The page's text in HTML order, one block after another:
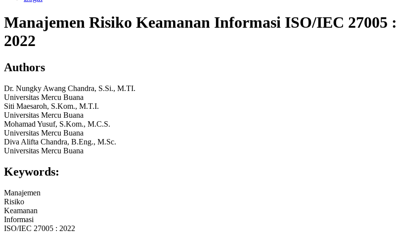
Manajemen Risiko Keamanan Informasi ISO/IEC 27005 :
2022
Authors
Dr. Nungky Awang Chandra, S.Si., M.TI.
Universitas Mercu Buana
Siti Maesaroh, S.Kom., M.T.I.
Universitas Mercu Buana
Mohamad Yusuf, S.Kom., M.C.S.
Universitas Mercu Buana
Diva Alifta Chandra, B.Eng., M.Sc.
Universitas Mercu Buana
Keywords:
Manajemen
Risiko
Keamanan
Informasi
ISO/IEC 27005 : 2022